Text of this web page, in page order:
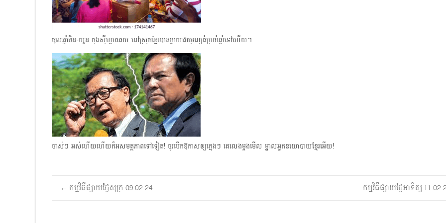
ចូលឆ្នាំចិន-យួន កុងស៊ីហ្វាតឆយ នៅស្រុកខ្មែរបានក្លាយជាបុណ្យធំប្រចាំឆ្នាំទៅហើយ។
ចាស់ៗ អស់ហើយ​ហើយក៏អសមត្ថភាពទៅទៀត! ចូរបើកឱកាសឲ្យក្មេងៗ គេលេងម្ដងមើល​ ម្នាលអ្នកនយោបាយខ្មែរអើយ!
Post
← កម្មវិធីផ្សាយថ្ងៃសុក្រ 09.02.24 កម្មវិធីផ្សាយថ្ងៃអាទិត្យ